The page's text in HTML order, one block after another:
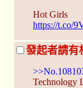
Hot Girls
https://t.co/
發起者請有
Technology